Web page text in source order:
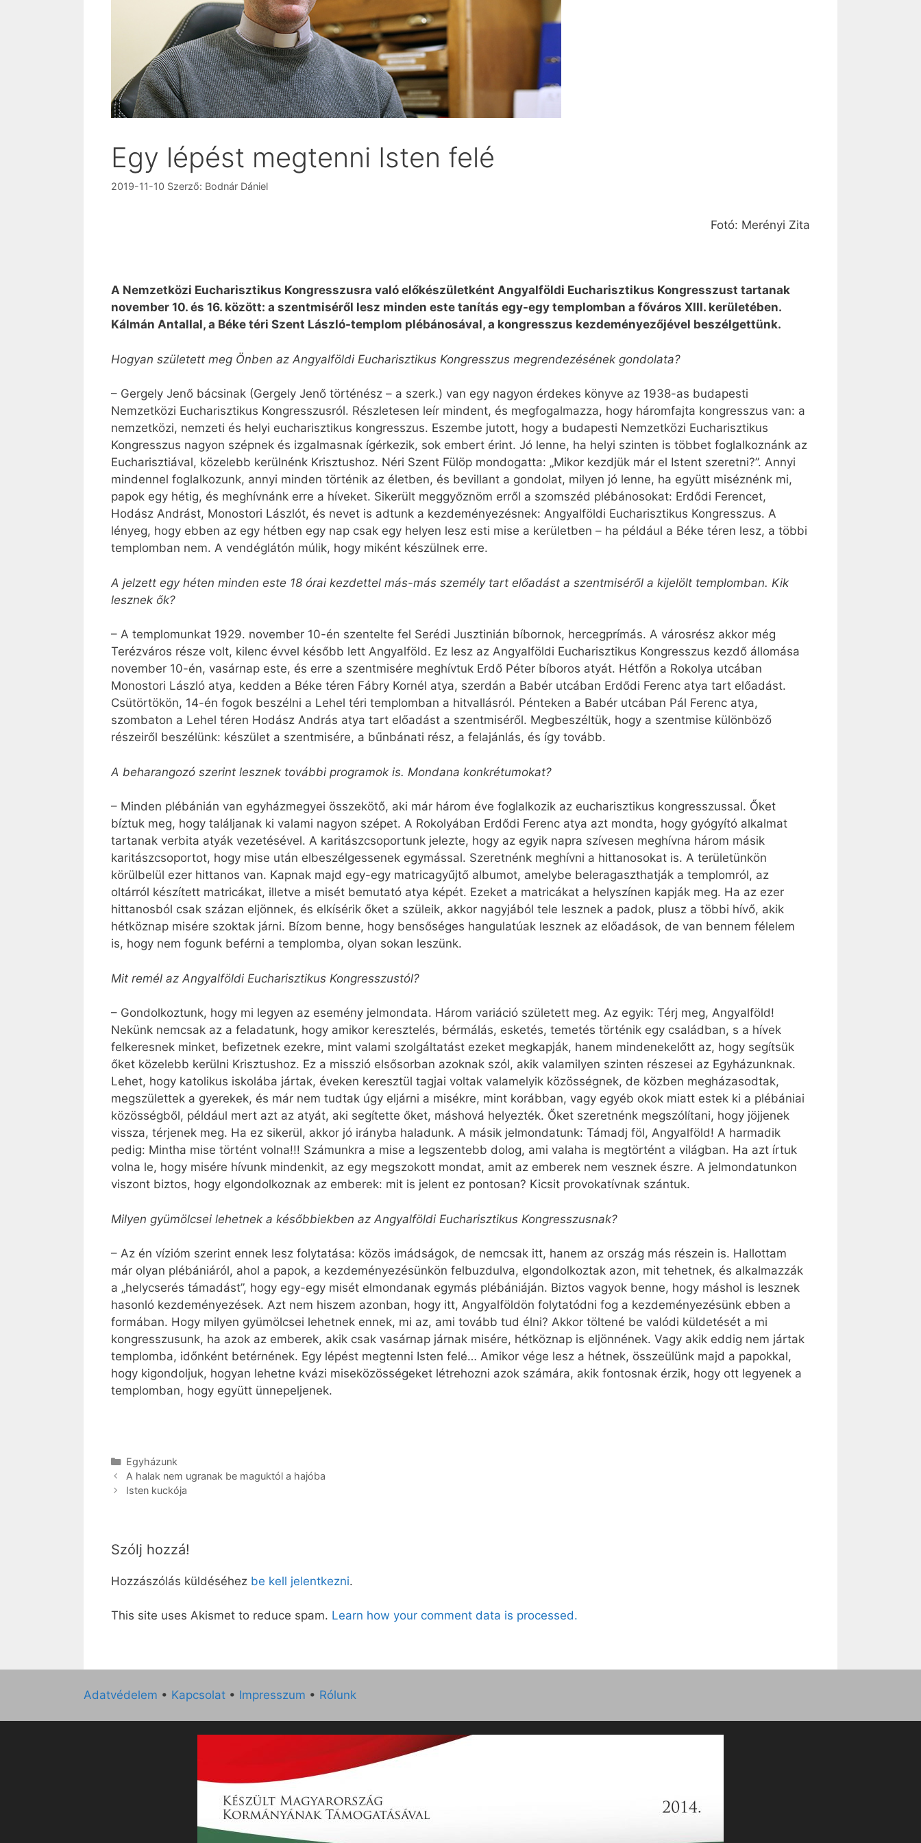
Egy lépést megtenni Isten felé
2019-11-10 Szerző: Bodnár Dániel
Fotó: Merényi Zita
A Nemzetközi Eucharisztikus Kongresszusra való előkészületként Angyalföldi Eucharisztikus Kongresszust tartanak
november 10. és 16. között: a szentmiséről lesz minden este tanítás egy-egy templomban a főváros XIII. kerületében.
Kálmán Antallal, a Béke téri Szent László-templom plébánosával, a kongresszus kezdeményezőjével beszélgettünk.
Hogyan született meg Önben az Angyalföldi Eucharisztikus Kong­resszus megrendezésének gondolata?
– Gergely Jenő bácsinak (Gergely Jenő történész – a szerk.) van egy nagyon érdekes könyve az 1938-as budapesti
Nemzetközi Eucharisztikus Kongresszusról. Részletesen leír mindent, és megfogalmazza, hogy háromfajta kongresszus van: a
nemzetközi, nemzeti és helyi eucharisztikus kongresszus. Eszembe jutott, hogy a budapesti Nemzetközi Eucharisztikus
Kongresszus nagyon szépnek és izgalmasnak ígérkezik, sok embert érint. Jó lenne, ha helyi szinten is többet foglalkoznánk az
Eucharisztiával, közelebb kerülnénk Krisztushoz. Néri Szent Fülöp mondogatta: „Mikor kezdjük már el Istent szeretni?”. Annyi
mindennel foglalkozunk, annyi minden történik az életben, és bevillant a gondolat, milyen jó lenne, ha együtt miséznénk mi,
papok egy hétig, és meghívnánk erre a híveket. Sikerült meggyőznöm erről a szomszéd plébánosokat: Erdődi Ferencet,
Hodász Andrást, Monostori Lászlót, és nevet is adtunk a kezdeményezésnek: Angyalföldi Eucharisztikus Kongresszus. A
lényeg, hogy ebben az egy hétben egy nap csak egy helyen lesz esti mise a kerületben – ha például a Béke téren lesz, a többi
templomban nem. A vendéglátón múlik, hogy miként készülnek erre.
A jelzett egy héten minden este 18 órai kezdettel más-más személy tart előadást a szentmiséről a kijelölt templomban. Kik
lesznek ők?
– A templomunkat 1929. november 10-én szentelte fel Serédi Jusztinián bíbornok, hercegprímás. A városrész akkor még
Terézváros része volt, kilenc évvel később lett Angyalföld. Ez lesz az Angyalföldi Eucharisztikus Kongresszus kezdő állomása
november 10-én, vasárnap este, és erre a szentmisére meghívtuk Erdő Péter bíboros atyát. Hétfőn a Rokolya utcában
Monostori László atya, kedden a Béke téren Fábry Kornél atya, szerdán a Babér utcában Erdődi Ferenc atya tart előadást.
Csütörtökön, 14-én fogok beszélni a Lehel téri templomban a hitvallásról. Pénteken a Babér utcában Pál Ferenc atya,
szombaton a Lehel téren Hodász András atya tart előadást a szentmiséről. Megbeszéltük, hogy a szentmise különböző
részeiről beszélünk: készület a szentmisére, a bűnbánati rész, a felajánlás, és így tovább.
A beharangozó szerint lesznek további programok is. Mondana konkrétumokat?
– Minden plébánián van egyházmegyei összekötő, aki már három éve foglalkozik az eucharisztikus kongresszussal. Őket
bíztuk meg, hogy találjanak ki valami nagyon szépet. A Rokolyában Erdődi Ferenc atya azt mondta, hogy gyógyító alkalmat
tartanak verbita atyák vezetésével. A karitászcsoportunk jelezte, hogy az egyik napra szívesen meghívna három másik
karitászcsoportot, hogy mise után elbeszélgessenek egymással. Szeretnénk meghívni a hittanosokat is. A területünkön
körülbelül ezer hittanos van. Kapnak majd egy-egy matricagyűjtő albumot, amelybe beleragaszthatják a templomról, az
oltárról készített matricákat, illetve a misét bemutató atya képét. Ezeket a matricákat a helyszínen kapják meg. Ha az ezer
hittanosból csak százan eljönnek, és elkísérik őket a szüleik, akkor nagyjából tele lesznek a padok, plusz a többi hívő, akik
hétköznap misére szoktak járni. Bízom benne, hogy bensőséges hangulatúak lesznek az előadások, de van bennem félelem
is, hogy nem fogunk beférni a templomba, olyan sokan leszünk.
Mit remél az Angyalföldi Eucharisztikus Kongresszustól?
– Gondolkoztunk, hogy mi legyen az esemény jelmondata. Három variáció született meg. Az egyik: Térj meg, Angyalföld!
Nekünk nemcsak az a feladatunk, hogy amikor keresztelés, bérmálás, esketés, temetés történik egy családban, s a hívek
felkeresnek minket, befizetnek ezekre, mint valami szolgáltatást ezeket megkapják, hanem mindenekelőtt az, hogy segítsük
őket közelebb kerülni Krisztushoz. Ez a misszió elsősorban azoknak szól, akik valamilyen szinten részesei az Egyházunknak.
Lehet, hogy katolikus iskolába jártak, éveken keresztül tagjai voltak valamelyik közösségnek, de közben megházasodtak,
megszülettek a gyerekek, és már nem tudtak úgy eljárni a misékre, mint korábban, vagy egyéb okok miatt estek ki a plébániai
közösségből, például mert azt az atyát, aki segítette őket, máshová helyezték. Őket szeretnénk megszólítani, hogy jöjjenek
vissza, térjenek meg. Ha ez sikerül, akkor jó irányba haladunk. A másik jelmondatunk: Támadj föl, Angyalföld! A harmadik
pedig: Mintha mise történt volna!!! Számunkra a mise a legszentebb dolog, ami valaha is megtörtént a világban. Ha azt írtuk
volna le, hogy misére hívunk mindenkit, az egy megszokott mondat, amit az emberek nem vesznek észre. A jelmondatunkon
viszont biztos, hogy elgondolkoznak az emberek: mit is jelent ez pontosan? Kicsit provokatívnak szántuk.
Milyen gyümölcsei lehetnek a későbbiekben az Angyalföldi Eucharisztikus Kongresszusnak?
– Az én vízióm szerint ennek lesz folytatása: közös imádságok, de nemcsak itt, hanem az ország más részein is. Hallottam
már olyan plébániáról, ahol a papok, a kezdeményezésünkön felbuzdulva, elgondolkoztak azon, mit tehetnek, és alkalmazzák
a „helycserés támadást”, hogy egy-egy misét elmondanak egymás plébániáján. Biztos vagyok benne, hogy máshol is lesznek
hasonló kezdeményezések. Azt nem hiszem azonban, hogy itt, Angyalföldön folytatódni fog a kezdeményezésünk ebben a
formában. Hogy milyen gyümölcsei lehetnek ennek, mi az, ami tovább tud élni? Akkor töltené be valódi küldetését a mi
kongresszusunk, ha azok az emberek, akik csak vasárnap járnak misére, hétköznap is eljönnének. Vagy akik eddig nem jártak
templomba, időnként betérnének. Egy lépést megtenni Isten felé… Amikor vége lesz a hétnek, összeülünk majd a papokkal,
hogy kigondoljuk, hogyan lehetne kvázi miseközösségeket létrehozni azok számára, akik fontosnak érzik, hogy ott legyenek a
templomban, hogy együtt ünnepeljenek.
Kategória
Egyházunk
A halak nem ugranak be maguktól a hajóba
Isten kuckója
Szólj hozzá!
Hozzászólás küldéséhez be kell jelentkezni.
This site uses Akismet to reduce spam. Learn how your comment data is processed.
Adatvédelem • Kapcsolat • Impresszum • Rólunk